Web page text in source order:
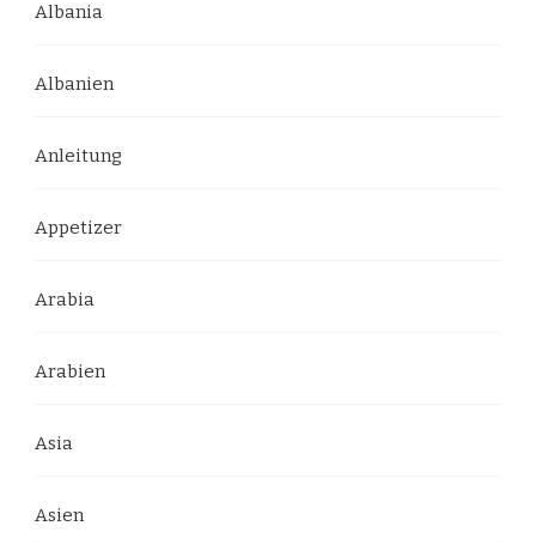
Albania
Albanien
Anleitung
Appetizer
Arabia
Arabien
Asia
Asien